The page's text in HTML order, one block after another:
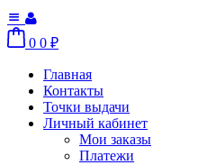
0 0 ₽
Главная
Контакты
Точки выдачи
Личный кабинет
Мои заказы
Платежи